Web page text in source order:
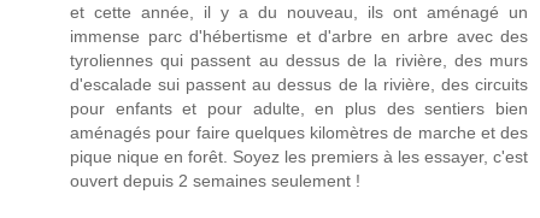
et cette année, il y a du nouveau, ils ont aménagé un
immense parc d'hébertisme et d'arbre en arbre avec des
tyroliennes qui passent au dessus de la rivière, des murs
d'escalade sui passent au dessus de la rivière, des circuits
pour enfants et pour adulte, en plus des sentiers bien
aménagés pour faire quelques kilomètres de marche et des
pique nique en forêt. Soyez les premiers à les essayer, c'est
ouvert depuis 2 semaines seulement !